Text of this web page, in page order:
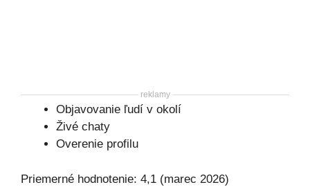
reklamy
Objavovanie ľudí v okolí
Živé chaty
Overenie profilu
Priemerné hodnotenie: 4,1 (marec 2026)